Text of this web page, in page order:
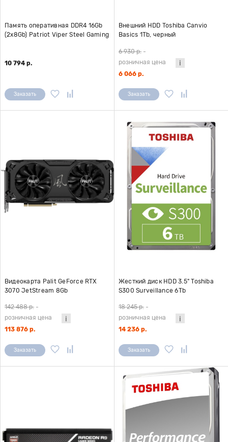
Память оперативная DDR4 16Gb
(2x8Gb) Patriot Viper Steel Gaming
10 794 р.
Заказать
Внешний HDD Toshiba Canvio
Basics 1Tb, черный
6 930 р. -
розничная цена
6 066 р.
Заказать
Видеокарта Palit GeForce RTX
3070 JetStream 8Gb
142 488 р. -
розничная цена
113 876 р.
Заказать
Жесткий диск HDD 3.5" Toshiba
S300 Surveillance 6Tb
18 245 р. -
розничная цена
14 236 р.
Заказать